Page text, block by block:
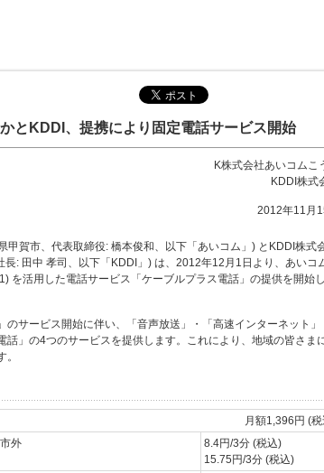
とKDDI、提携により固定電話サービス開始
K株式会社あいコムこ
KDDI株式
2012年11月
甲賀市、代表取締役: 橋本俊和、以下「あいコム」) とKDDI株式
: 田中 孝司、以下「KDDI」) は、2012年12月1日より、あいコ
を活用した電話サービス「ケーブルプラス電話」の提供を開始
サービス開始に伴い、「音声放送」・「高速インターネット」
話」の4つのサービスを提供します。これにより、地域の皆さま
月額1,396円 (税
外
8.4円/3分 (税込)
15.75円/3分 (税込)